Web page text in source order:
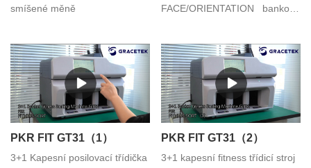
smíšené měně
FACE/ORIENTATION bankovek
PKR FIT GT31（1）
3+1 Kapesní posilovací třídička
PKR FIT GT31（2）
3+1 kapesní fitness třídicí stroj